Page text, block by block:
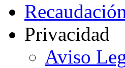
Privacidad
Aviso